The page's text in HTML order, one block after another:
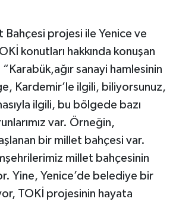
projesi ile Yenice ve
konutları hakkında konuşan
sanayi hamlesinin
Kardemir’le ilgili, biliyorsunuz,
ilgili, bu bölgede bazı
var. Örneğin,
bir millet bahçesi var.
millet bahçesinin
Yine, Yenice’de belediye bir
TOKİ projesinin hayata